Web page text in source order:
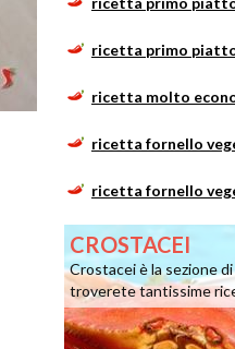
ricetta primo
ricetta molto
ricetta fornello
ricetta fornello
CROSTACEI
Crostacei è la sezione
troverete tantissime